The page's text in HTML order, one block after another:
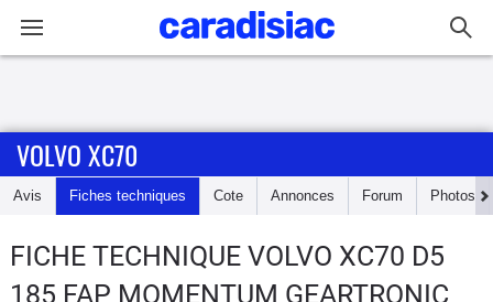
Accueil
Essais
VOLVO XC70
Avis Fiches techniques Cote Annonces Forum Photos
FICHE TECHNIQUE VOLVO XC70 D5
185 FAP MOMENTUM GEARTRONIC